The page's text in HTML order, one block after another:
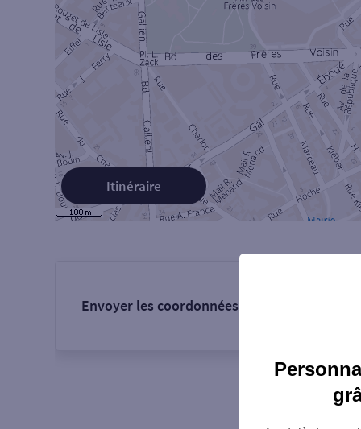
Itinéraire
Envoyer les coordonnées de l'agence :